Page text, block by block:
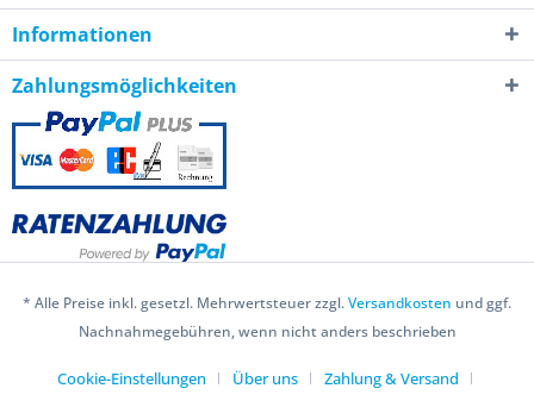
Informationen
Zahlungsmöglichkeiten
* Alle Preise inkl. gesetzl. Mehrwertsteuer zzgl.Versandkosten und ggf.
Nachnahmegebühren, wenn nicht anders beschrieben
Cookie-Einstellungen Über uns
Zahlung & Versand